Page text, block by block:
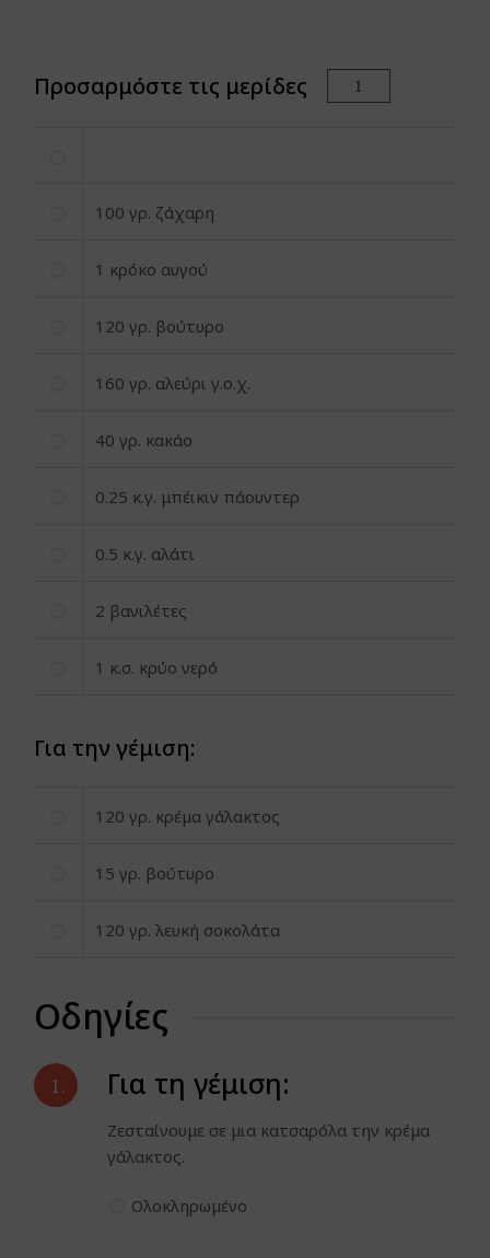
Προσαρμόστε τις μερίδες
100 γρ. ζάχαρη
1 κρόκο αυγού
120 γρ. βούτυρο
160 γρ. αλεύρι γ.ο.χ.
40 γρ. κακάο
0.25 κ.γ. μπέικιν πάουντερ
0.5 κ.γ. αλάτι
2 βανιλέτες
1 κ.σ. κρύο νερό
Για την γέμιση:
120 γρ. κρέμα γάλακτος
15 γρ. βούτυρο
120 γρ. λευκή σοκολάτα
Οδηγίες
1. Για τη γέμιση:
Ζεσταίνουμε σε μια κατσαρόλα την κρέμα
γάλακτος.
Ολοκληρωμένο